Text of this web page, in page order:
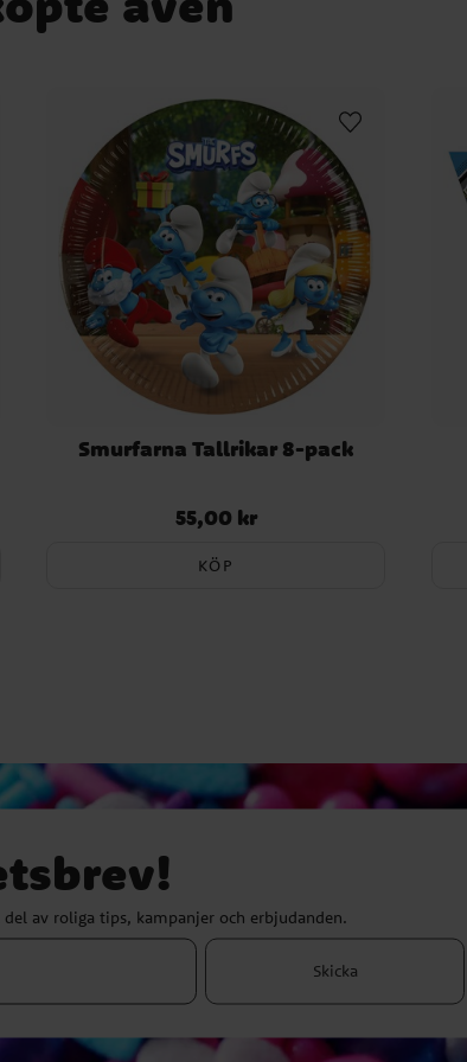
Smurfarna Tallrikar 8-pack
Pris:55,00 kr
55,00 kr
KÖP
av roliga tips, kampanjer och erbjudanden.
Skicka